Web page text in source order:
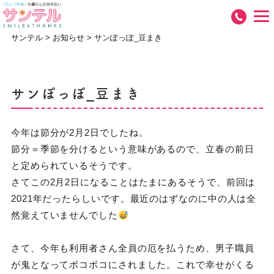
サンテル> お知らせ> サンぽっぽ_豆まき
サンぽっぽ_豆まき
今年は節分が2月2日でしたね。
節分＝季節を分けるという意味があるので、立春の前日
と定められているそうです。
さてこの2月2日になることはたまにあるそうで、前回は
2021年だったらしいです。最近のはずなのに中の人は全
然覚えていませんでした
さて、今年も利用者さん全員の厄を払うため、男子職員
が鬼となってボコボコにされました。これで幸せがくる